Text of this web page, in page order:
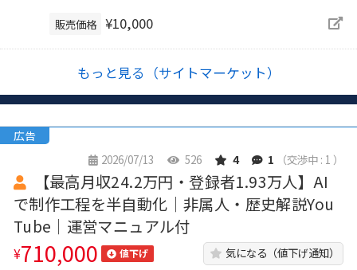
販売価格 ¥10,000
もっと見る（サイトマーケット）
広告
2026/07/13
526 4 1 （交渉中 : 1 ）
【最高月収24.2万円・登録者1.93万人】AI
で制作工程を半自動化｜非属人・歴史解説You
Tube｜運営マニュアル付
¥710,000 値下げ 気になる（値下げ通知）